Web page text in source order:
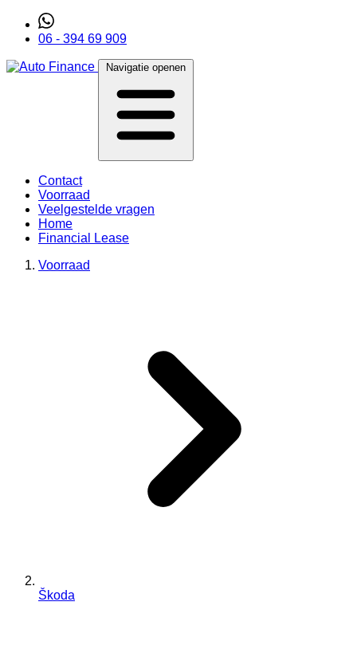
06 - 394 69 909
Navigatie openen
Contact
Voorraad
Veelgestelde vragen
Home
Financial Lease
Voorraad
Škoda